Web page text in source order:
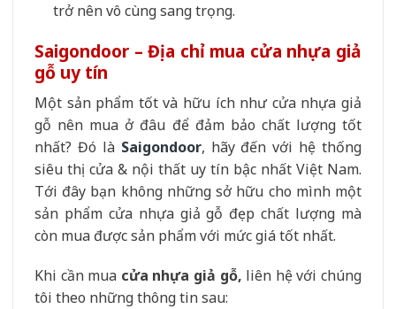
trở nên vô cùng sang trọng.
Saigondoor – Địa chỉ mua cửa nhựa giả
gỗ uy tín
Một sản phẩm tốt và hữu ích như cửa nhựa giả
gỗ nên mua ở đâu để đảm bảo chất lượng tốt
nhất? Đó là Saigondoor, hãy đến với hệ thống
siêu thị cửa & nội thất uy tín bậc nhất Việt Nam.
Tới đây bạn không những sở hữu cho mình một
sản phẩm cửa nhựa giả gỗ đẹp chất lượng mà
còn mua được sản phẩm với mức giá tốt nhất.
Khi cần mua cửa nhựa giả gỗ, liên hệ với chúng
tôi theo những thông tin sau: